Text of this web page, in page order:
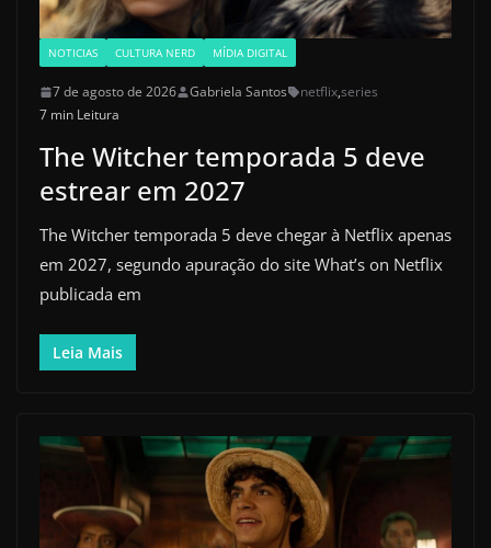
NOTICIAS CULTURA NERD MÍDIA DIGITAL
7 de agosto de 2026 Gabriela Santos netflix,series
7 min Leitura
The Witcher temporada 5 deve
estrear em 2027
The Witcher temporada 5 deve chegar à Netflix apenas
em 2027, segundo apuração do site What’s on Netflix
publicada em
Leia Mais